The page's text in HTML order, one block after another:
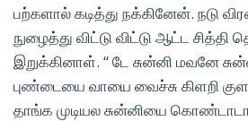
பற்களால் கடித்து நக்கினேன். நடு
நுழைத்து விட்டு விட்டு ஆட்ட
இறுக்கினாள். “ டே சுன்னி மவனே
புண்டையை வாயை வைச்சு கிளறி
தாங்க முடியல சுன்னியை